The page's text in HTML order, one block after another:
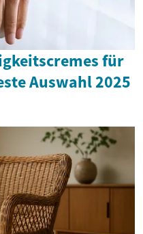
für
Auswahl 2025